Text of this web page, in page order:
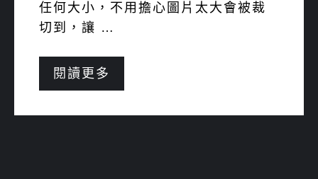
任何大小，不用擔心圖片太大會被裁
切到，讓 …
閱讀更多